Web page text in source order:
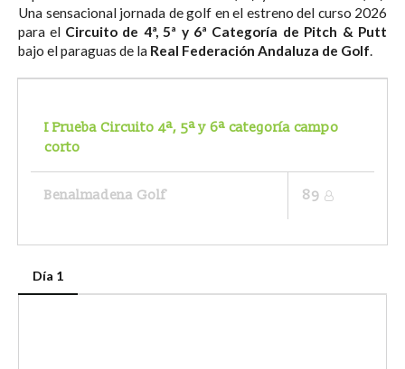
Una sensacional jornada de golf en el estreno del curso 2026
para el Circuito de 4ª, 5ª y 6ª Categoría de Pitch & Putt
bajo el paraguas de la Real Federación Andaluza de Golf.
I Prueba Circuito 4ª, 5ª y 6ª categoría campo
corto
Benalmadena Golf 89
Día 1